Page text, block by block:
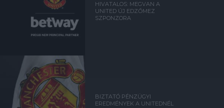
HIVATALOS: MEGVAN A
UNITED ÚJ EDZŐMEZ
SZPONZORA
BIZTATÓ PÉNZÜGYI
EREDMÉNYEK A UNITEDNÉL